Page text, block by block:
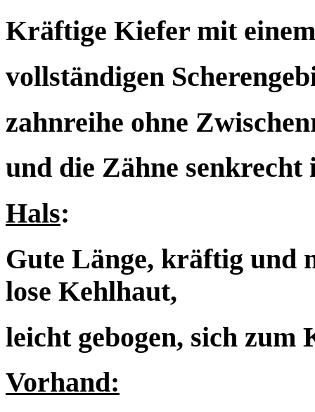
Kräftige Kiefer mit
vollständigen
zahnreihe ohne
und die Zähne senkrecht
Hals:
Gute Länge, kräftig und
lose Kehlhaut,
leicht gebogen, sich
Vorhand: